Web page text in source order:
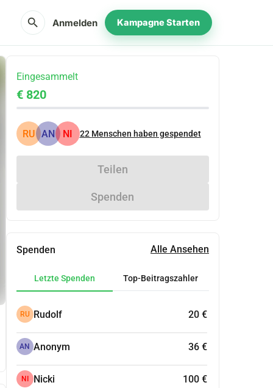
search Anmelden Kampagne Starten
Eingesammelt
€ 820
RU AN NI 22 Menschen haben gespendet
Teilen
Spenden
Spenden Alle Ansehen
Letzte Spenden Top-Beitragszahler
RU Rudolf 20 €
AN Anonym 36 €
NI Nicki 100 €